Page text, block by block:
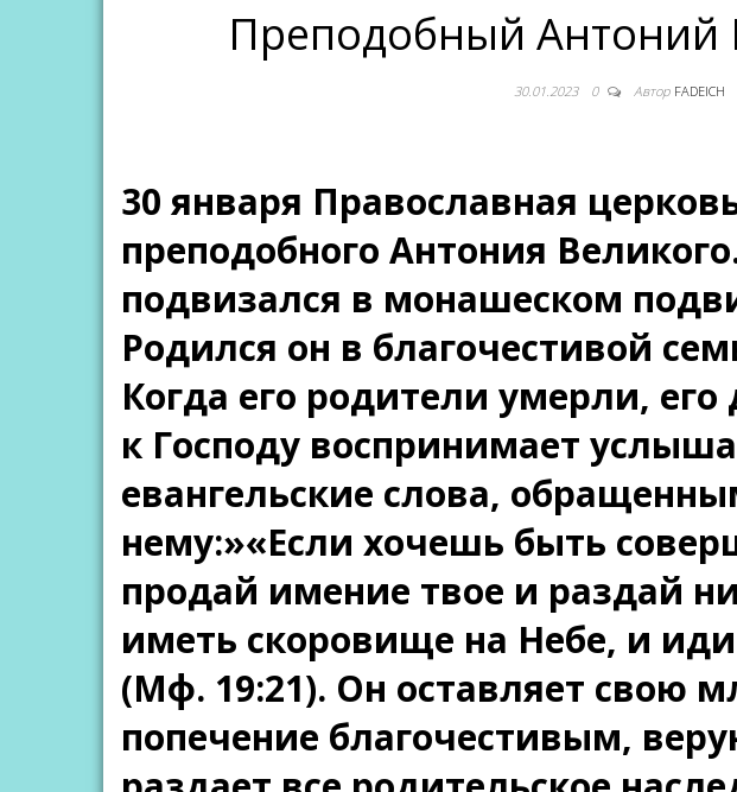
Преподобный Антоний
30.01.2023 0 Автор FADEICH
30 января Православная
преподобного Антония
подвизался в монашеском
Родился он в благочестивой
Когда его родители умерли,
к Господу воспринимает
евангельские слова,
нему:»«Если хочешь быть
продай имение твое и раздай
иметь скоровище на Небе, и
(Мф. 19:21). Он оставляет свою
попечение благочестивым,